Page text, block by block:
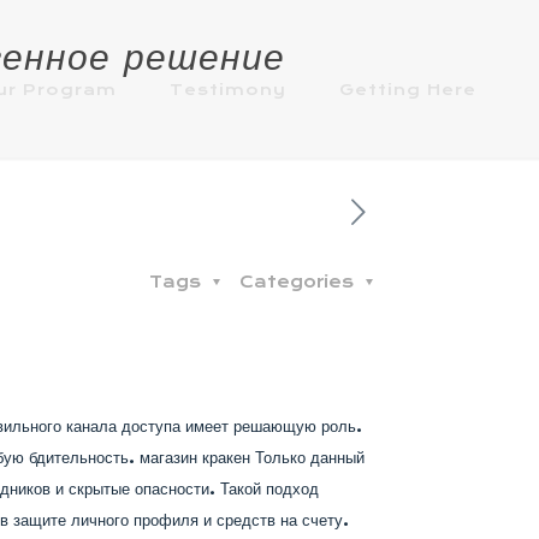
решение
Categories
Tags
канала доступа имеет решающую роль.
бдительность. магазин кракен Только данный
и скрытые опасности. Такой подход
защите личного профиля и средств на счету.